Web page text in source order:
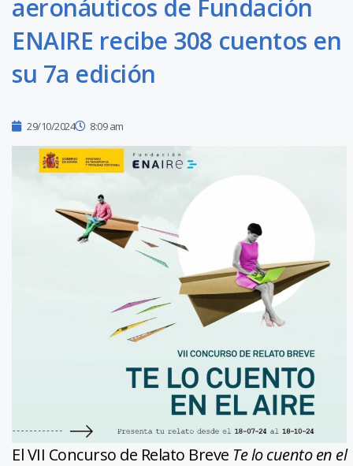
aeronáuticos de Fundación
ENAIRE recibe 308 cuentos en
su 7a edición
29/10/2024 8:09 am
El VII Concurso de Relato Breve Te lo cuento en el